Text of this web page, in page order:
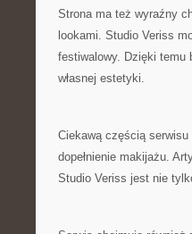
Strona ma też wyraźny
lookami. Studio Veriss
festiwalowy. Dzięki temu
własnej estetyki.
Ciekawą częścią
dopełnienie makijażu.
Studio Veriss jest nie